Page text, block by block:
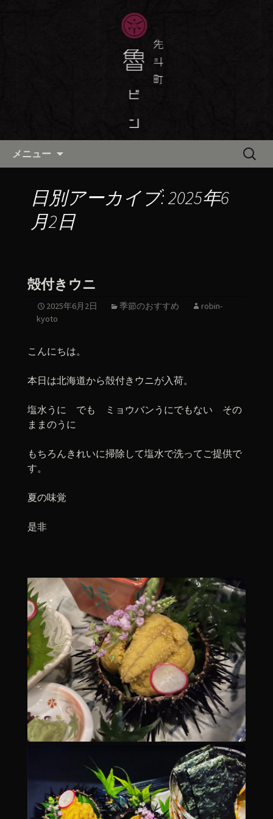
京都・先斗町の京料理・和食
「魯ビン（ろびん）」の公式ブ
京都・先斗町の京町家で美味しい季節
の京料理・和食が自慢の「魯ビン（ろ
びん）」がお店からのお知らせや、お
料理について最新情報をおとどけしま
メニュー
検
日別アーカイブ: 2025年6
月2日
殻付きウニ
2025年6月2日 季節のおすすめ
robin-
kyoto
こんにちは。
本日は北海道から殻付きウニが入荷。
塩水うに でも ミョウバンうにでもない その
ままのうに
もちろんきれいに掃除して塩水で洗ってご提供で
す。
夏の味覚
是非